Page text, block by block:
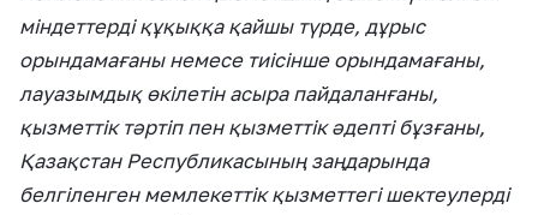
міндеттерді құқыққа қайшы түрде, дұрыс
орындамағаны немесе тиісінше орындамағаны,
лауазымдық өкілетін асыра пайдаланғаны,
қызметтік тәртіп пен қызметтік әдепті бұзғаны,
Қазақстан Республикасының заңдарында
белгіленген мемлекеттік қызметтегі шектеулерді